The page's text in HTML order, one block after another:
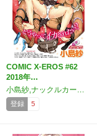
COMIC X-EROS #62
2018年…
登録 5